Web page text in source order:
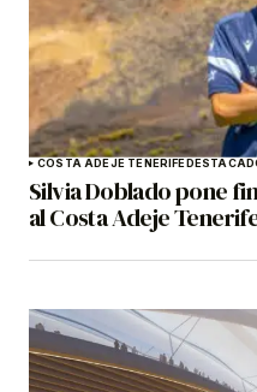
COSTA ADEJE TENERIFE
Silvia Doblado pone
al Costa Adeje